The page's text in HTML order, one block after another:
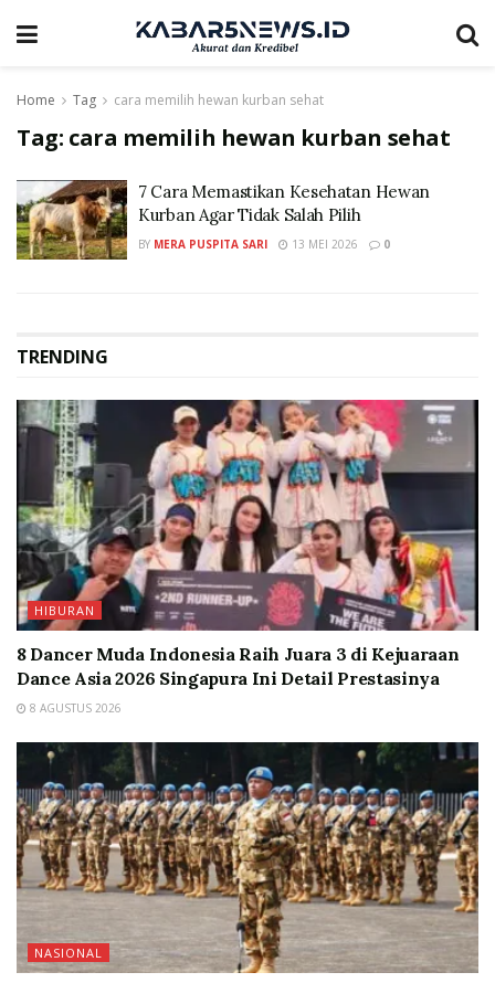
Home Tag cara memilih hewan kurban sehat
Tag: cara memilih hewan kurban sehat
7 Cara Memastikan Kesehatan Hewan
Kurban Agar Tidak Salah Pilih
BY MERA PUSPITA SARI 13 MEI 2026 0
TRENDING
HIBURAN
8 Dancer Muda Indonesia Raih Juara 3 di Kejuaraan
Dance Asia 2026 Singapura Ini Detail Prestasinya
8 AGUSTUS 2026
NASIONAL